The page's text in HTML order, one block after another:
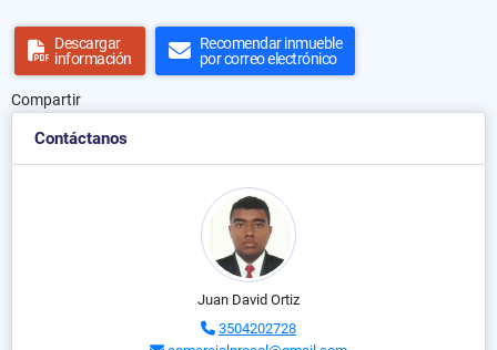
Descargar
información
Recomendar inmueble
por correo electrónico
Compartir
Contáctanos
Juan David Ortiz
3504202728